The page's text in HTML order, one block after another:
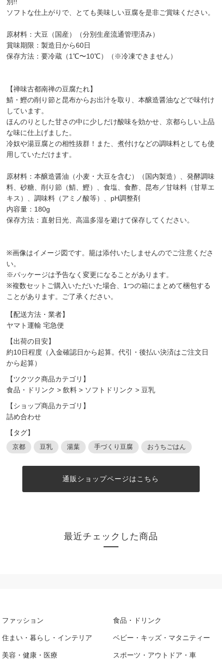
ソフトな仕上がりで、とても美味しい豆腐を是非ご賞味ください。
原材料：大豆（国産）（分別生産流通管理済み）
賞味期限：製造日から60日
保存方法：要冷蔵（1℃〜10℃）（※冷凍できません）
【禅味古都南禅の豆腐たれ】
鯖・鰹の削り節と昆布からお出汁を取り、本醸造醤油などで味付け
しています。
ほんのりとした甘さの中に少しだけ酸味を効かせ、京都らしい上品
な味に仕上げました。
冷奴や湯豆腐との相性抜群！また、煮付けなどの調味料としても使
用していただけます。
原材料：本醸造醤油（小麦・大豆を含む）（国内製造）、発酵調味
料、砂糖、削り節（鯖、鰹）、食塩、食酢、昆布／甘味料（甘草エ
キス）、調味料（アミノ酸等）、pH調整剤
内容量：180g
保存方法：直射日光、高温多湿を避けて保存してください。
※画像はイメージ図です。籠は添付いたしませんのでご注意くださ
い。
※パッケージは予告なく変更になることがあります。
※複数セットご購入いただいた場合、1つの箱にまとめて梱包する
ことがあります。ご了承ください。
【配送方法・業者】
ヤマト運輸 宅急便
【出荷の目安】
約10日程度（入金確認日から起算。代引・後払い決済はご注文日
から起算）
【ツクツク商品カテゴリ】
食品・ドリンク >飲料 > ソフトドリンク > 豆乳
【ショップ商品カテゴリ】
詰め合わせ
【タグ】
京都 豆乳 湯葉 手づくり豆腐 おうちごはん
通販ショップページはこちら
最近チェックした商品
ファッション 食品・ドリンク
住まい・暮らし・インテリア ベビー・キッズ・マタニティー
美容・健康・医療 スポーツ・アウトドア・車